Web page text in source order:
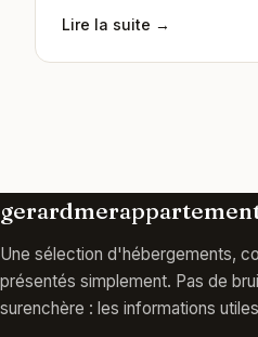
Lire la suite →
Une sélection d'hébergements,
présentés simplement. Pas de
surenchère : les informations